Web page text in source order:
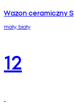
Wazon ceramiczny S
mały, biały
12